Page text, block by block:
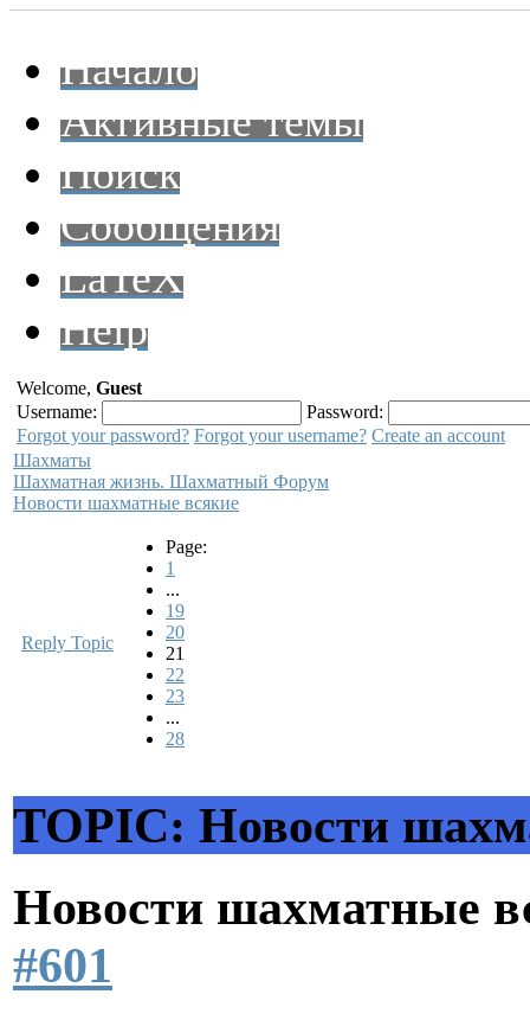
Начало
Активные темы
Поиск
Сообщения
LaTeX
Help
Welcome, Guest
Username:
Password:
Forgot your password? Forgot your username? Create an account
Шахматы
Шахматная жизнь. Шахматный Форум
Новости шахматные всякие
Reply Topic
Page:
1
...
19
20
21
22
23
...
28
TOPIC: Новости
Новости шахматные
#601